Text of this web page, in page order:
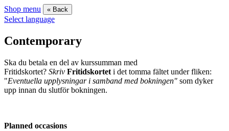
Shop menu « Back
Select language
Contemporary
Ska du betala en del av kurssumman med
Fritidskortet? Skriv Fritidskortet i det tomma fältet under fliken:
"Eventuella upplysningar i samband med bokningen" som dyker
upp innan du slutför bokningen.
Planned occasions